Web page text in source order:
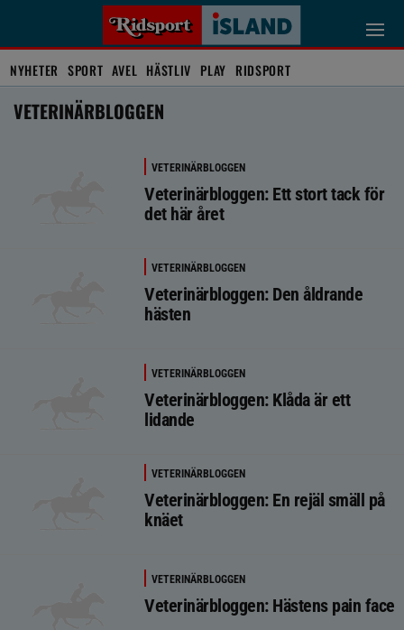
NYHETER SPORT AVEL HÄSTLIV PLAY RIDSPORT
VETERINÄRBLOGGEN
VETERINÄRBLOGGEN
Veterinärbloggen: Ett stort tack för
det här året
VETERINÄRBLOGGEN
Veterinärbloggen: Den åldrande
hästen
VETERINÄRBLOGGEN
Veterinärbloggen: Klåda är ett
lidande
VETERINÄRBLOGGEN
Veterinärbloggen: En rejäl smäll på
knäet
VETERINÄRBLOGGEN
Veterinärbloggen: Hästens pain face